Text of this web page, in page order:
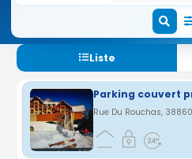
Liste
Parking couvert